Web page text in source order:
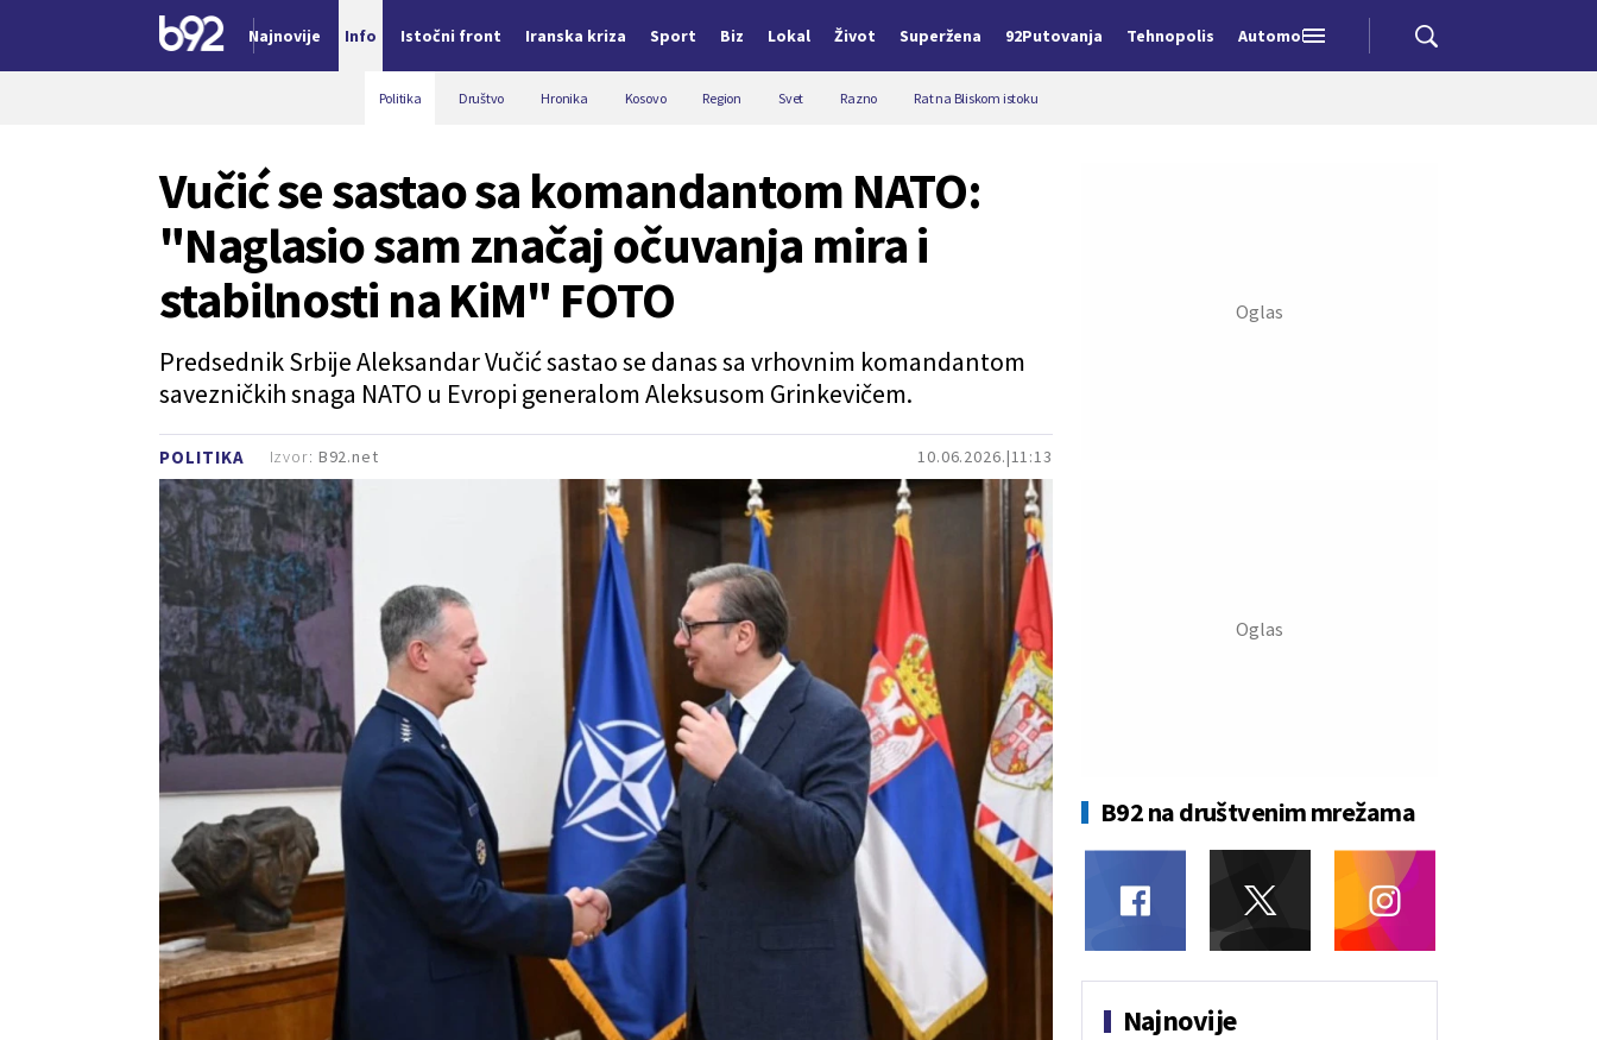
Najnovije Info Istočni front Iranska kriza Sport Biz Lokal Život Superžena 92Putovanja Tehnopolis Automobili
Politika Društvo Hronika Kosovo Region Svet Razno Rat na Bliskom istoku
POLITIKA 10.06.2026. 11:13
Vučić se sastao sa komandantom NATO:
"Naglasio sam značaj očuvanja mira i
stabilnosti na KiM" FOTO
Predsednik Srbije Aleksandar Vučić sastao se danas sa vrhovnim komandantom
savezničkih snaga NATO u Evropi generalom Aleksusom Grinkevičem.
Izvor: B92.net
B92 na društvenim mrežama
Najnovije